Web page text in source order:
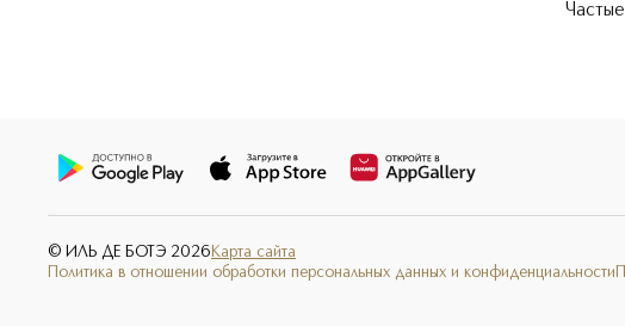
© ИЛЬ ДЕ БОТЭ 2026 Карта сайта
Политика в отношении обработки персональных данных и конфиденциальности